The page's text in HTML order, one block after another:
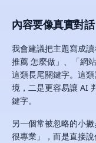
內容要像真實對
我會建議把主題寫成
推薦 怎麼做」、「網
這類長尾關鍵字。這
境，二是更容易讓 AI
鍵字。
另一個常被忽略的小
很專業」，而是直接